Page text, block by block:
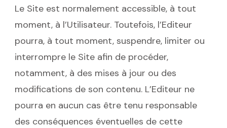
Le Site est normalement accessible, à tout
moment, à l’Utilisateur. Toutefois, l’Editeur
pourra, à tout moment, suspendre, limiter ou
interrompre le Site afin de procéder,
notamment, à des mises à jour ou des
modifications de son contenu. L’Editeur ne
pourra en aucun cas être tenu responsable
des conséquences éventuelles de cette